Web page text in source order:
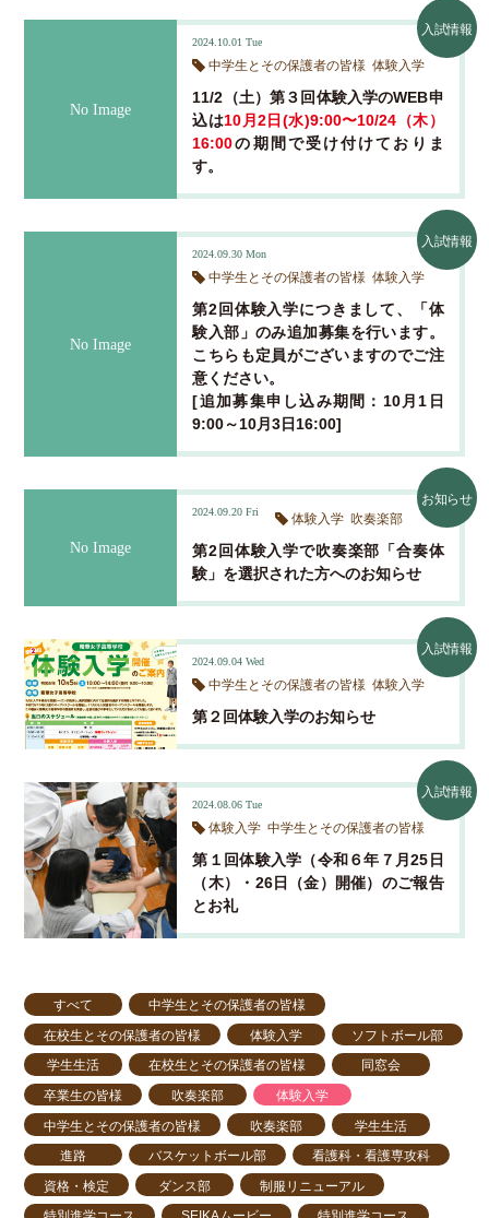
2024.10.01 Tue
中学生とその保護者の皆様 体験入学
11/2（土）第３回体験入学のWEB申
込は10月2日(水)9:00〜10/24（木）
16:00の期間で受け付けておりま
す。
入試情報
2024.09.30 Mon
中学生とその保護者の皆様 体験入学
第2回体験入学につきまして、「体
験入部」のみ追加募集を行います。
こちらも定員がございますのでご注
意ください。
[追加募集申し込み期間：10月1日
9:00～10月3日16:00]
入試情報
2024.09.20 Fri 体験入学 吹奏楽部
第2回体験入学で吹奏楽部「合奏体
験」を選択された方へのお知らせ
お知らせ
2024.09.04 Wed
中学生とその保護者の皆様 体験入学
第２回体験入学のお知らせ
入試情報
2024.08.06 Tue
体験入学 中学生とその保護者の皆様
第１回体験入学（令和６年７月25日
（木）・26日（金）開催）のご報告
とお礼
入試情報
すべて
中学生とその保護者の皆様
在校生とその保護者の皆様
体験入学
ソフトボール部
学生生活
在校生とその保護者の皆様
同窓会
卒業生の皆様
吹奏楽部
体験入学
中学生とその保護者の皆様
吹奏楽部
学生生活
進路
バスケットボール部
看護科・看護専攻科
資格・検定
ダンス部
制服リニューアル